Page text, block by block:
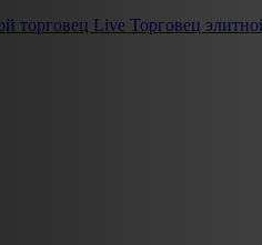
торговец Live Торговец